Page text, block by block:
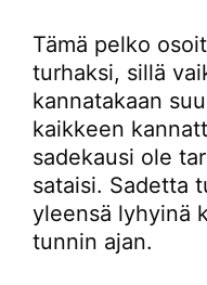
Tämä pelko
turhaksi, sillä
kannatakaan
kaikkeen
sadekausi ole
sataisi. Sadetta
yleensä lyhyinä
tunnin ajan.